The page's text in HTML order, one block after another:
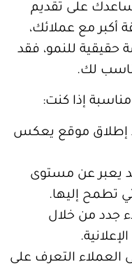
تقديم
فقد
كنت:
يعكس
مستوى
على